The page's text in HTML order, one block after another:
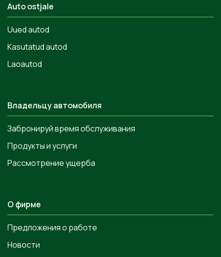
Auto ostjale
Uued autod
Kasutatud autod
Laoautod
Владельцу автомобиля
Забронируй время обслуживания
Продукты и услуги
Рассмотрение ущерба
О фирме
Предложения о работе
Новости